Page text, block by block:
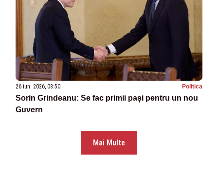
26 iun. 2026, 08:50 Politica
Sorin Grindeanu: Se fac primii pași pentru un nou
Guvern
Mai Multe